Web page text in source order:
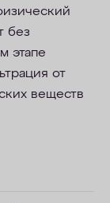
без
этапе
от
веществ